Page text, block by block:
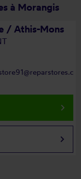
à Morangis
/ Athis-Mons
keyboard_arrow_right
keyboard_arrow_right